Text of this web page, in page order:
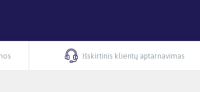
Išskirtinis klientų aptarnavimas